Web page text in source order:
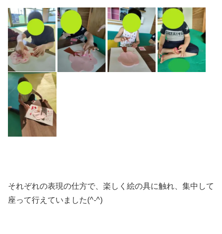
それぞれの表現の仕方で、楽しく絵の具に触れ、集中して
座って行えていました(^-^)